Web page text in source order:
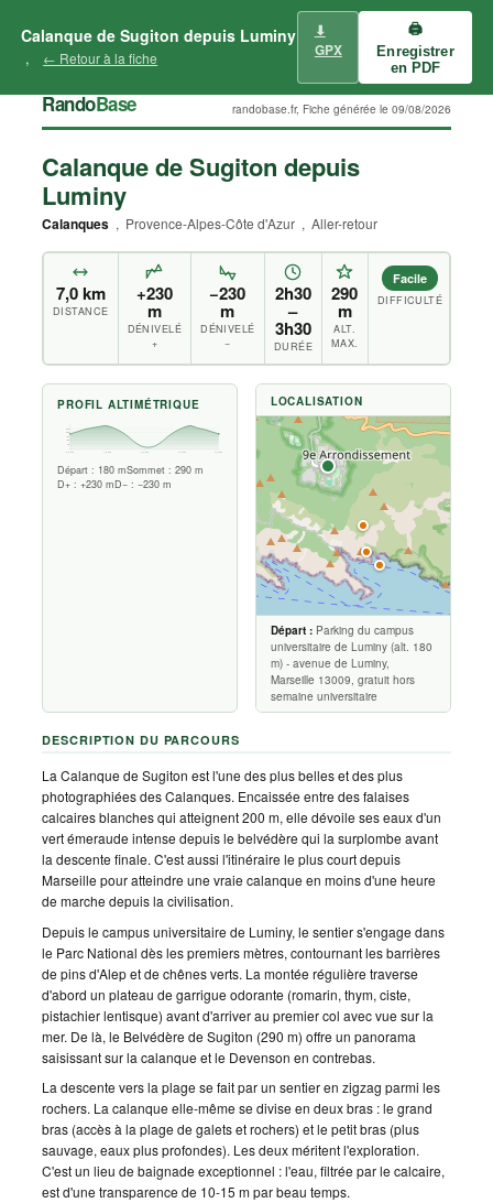
Calanque de Sugiton depuis Luminy
, ← Retour à la fiche
⬇
GPX
🖨
Enregistrer
en PDF
RandoBase randobase.fr, Fiche générée le 09/08/2026
Calanque de Sugiton depuis
Luminy
Calanques , Provence-Alpes-Côte d'Azur , Aller-retour
7,0 km
DISTANCE
+230
m
DÉNIVELÉ
+
−230
m
DÉNIVELÉ
−
2h30
–
3h30
DURÉE
290
m
ALT.
MAX.
Facile
DIFFICULTÉ
PROFIL ALTIMÉTRIQUE
50
100
150
200
250
0,0 km 1,8 km 3,5 km 5,3 km 7,0 km
Départ : 180 mSommet : 290 m
D+ : +230 mD− : −230 m
LOCALISATION
Départ :Parking du campus
universitaire de Luminy (alt. 180
m) - avenue de Luminy,
Marseille 13009, gratuit hors
semaine universitaire
DESCRIPTION DU PARCOURS
La Calanque de Sugiton est l'une des plus belles et des plus
photographiées des Calanques. Encaissée entre des falaises
calcaires blanches qui atteignent 200 m, elle dévoile ses eaux d'un
vert émeraude intense depuis le belvédère qui la surplombe avant
la descente finale. C'est aussi l'itinéraire le plus court depuis
Marseille pour atteindre une vraie calanque en moins d'une heure
de marche depuis la civilisation.
Depuis le campus universitaire de Luminy, le sentier s'engage dans
le Parc National dès les premiers mètres, contournant les barrières
de pins d'Alep et de chênes verts. La montée régulière traverse
d'abord un plateau de garrigue odorante (romarin, thym, ciste,
pistachier lentisque) avant d'arriver au premier col avec vue sur la
mer. De là, le Belvédère de Sugiton (290 m) offre un panorama
saisissant sur la calanque et le Devenson en contrebas.
La descente vers la plage se fait par un sentier en zigzag parmi les
rochers. La calanque elle-même se divise en deux bras : le grand
bras (accès à la plage de galets et rochers) et le petit bras (plus
sauvage, eaux plus profondes). Les deux méritent l'exploration.
C'est un lieu de baignade exceptionnel : l'eau, filtrée par le calcaire,
est d'une transparence de 10-15 m par beau temps.